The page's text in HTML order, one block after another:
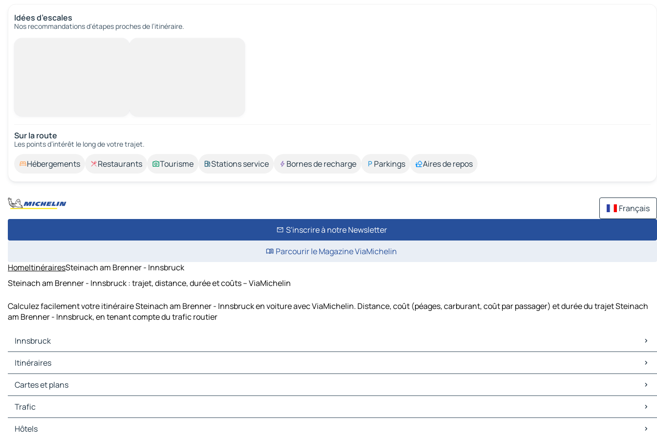
Idées d’escales
Nos recommandations d'étapes proches de l’itinéraire.
Sur la route
Les points d’intérêt le long de votre trajet.
Hébergements Restaurants Tourisme Stations service Bornes de recharge Parkings Aires de repos
Français
S'inscrire à notre Newsletter
Parcourir le Magazine ViaMichelin
HomeItinérairesSteinach am Brenner - Innsbruck
Steinach am Brenner - Innsbruck : trajet, distance, durée et coûts – ViaMichelin
Calculez facilement votre itinéraire Steinach am Brenner - Innsbruck en voiture avec ViaMichelin. Distance, coût (péages, carburant, coût par passager) et durée du trajet Steinach
am Brenner - Innsbruck, en tenant compte du trafic routier
Innsbruck
Innsbruck Cartes et plans
Innsbruck Trafic
Innsbruck Hôtels
Innsbruck Restaurants
Innsbruck Stations-service
Itinéraires
Itinéraires Innsbruck - Munich
Itinéraires Innsbruck - Augsbourg
Itinéraires Innsbruck - Trente
Itinéraires Innsbruck - Salzbourg
Itinéraires Innsbruck - Bolzano
Itinéraires Innsbruck - Rosenheim
Cartes et plans
Cartes et plans Munich
Cartes et plans Augsbourg
Cartes et plans Trente
Cartes et plans Salzbourg
Trafic
Trafic Munich
Trafic Augsbourg
Hôtels